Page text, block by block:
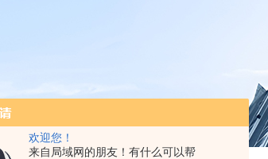
欢迎您！
来自局域网的朋友！有什么可以帮